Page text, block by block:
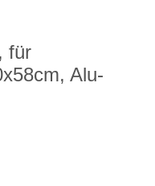
für
Alu-